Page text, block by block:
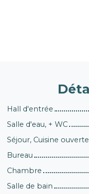
Hall d'entrée
Salle d'eau, + WC
Séjour, Cuisine ouverte
Bureau
Chambre
Salle de bain